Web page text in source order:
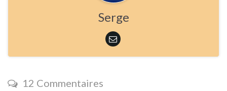
Serge
12 Commentaires